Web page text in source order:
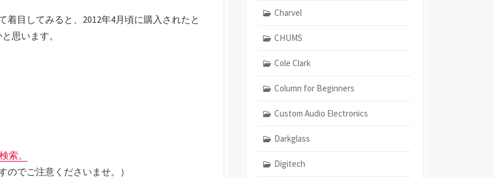
目してみると、2012年4月頃に購入されたと
思います。
索。
のでご注意くださいませ。）
Charvel
CHUMS
Cole Clark
Column for Beginners
Custom Audio Electronics
Darkglass
Digitech